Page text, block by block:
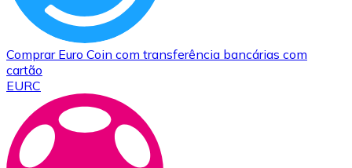
Comprar Euro Coin com transferência bancárias com
cartão
EURC